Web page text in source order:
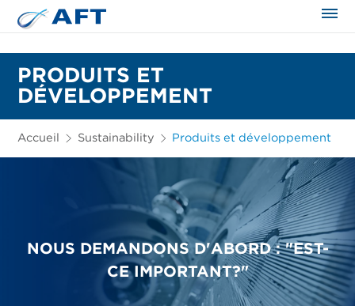
PRODUITS ET
DÉVELOPPEMENT
Accueil Sustainability Produits et développement
NOUS DEMANDONS D'ABORD : "EST-
CE IMPORTANT?"